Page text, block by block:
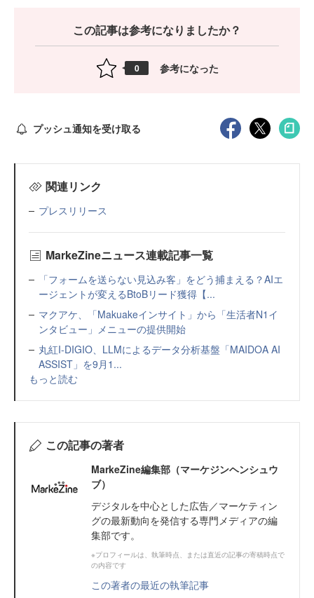
この記事は参考になりましたか？
0 参考になった
プッシュ通知を受け取る
関連リンク
プレスリリース
MarkeZineニュース連載記事一覧
「フォームを送らない見込み客」をどう捕まえる？AIエ
ージェントが変えるBtoBリード獲得【...
マクアケ、「Makuakeインサイト」から「生活者N1イ
ンタビュー」メニューの提供開始
丸紅I-DIGIO、LLMによるデータ分析基盤「MAIDOA AI
ASSIST」を9月1...
もっと読む
この記事の著者
MarkeZine編集部（マーケジンヘンシュウ
ブ）
デジタルを中心とした広告／マーケティン
グの最新動向を発信する専門メディアの編
集部です。
※プロフィールは、執筆時点、または直近の記事の寄稿時点で
の内容です
この著者の最近の執筆記事